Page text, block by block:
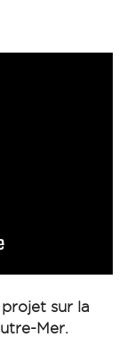
sur la
Mer.